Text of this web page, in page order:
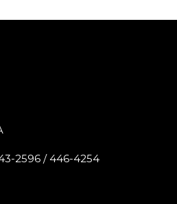
2596 / 446-4254